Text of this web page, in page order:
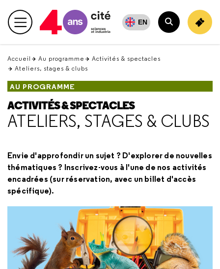
en
haut Menu principal EN
Rechercher
Accueil Au programme
Activités & spectacles
Ateliers, stages & clubs
AU PROGRAMME
ACTIVITÉS & SPECTACLES
ATELIERS, STAGES & CLUBS
Envie d'approfondir un sujet ? D'explorer de nouvelles
thématiques ? Inscrivez-vous à l'une de nos activités
encadrées (sur réservation, avec un billet d'accès
spécifique).